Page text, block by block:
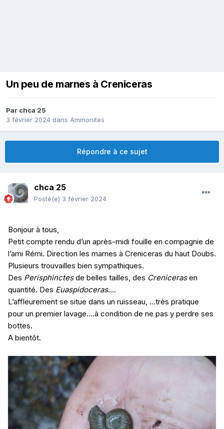
Un peu de marnes à Creniceras
Par chca 25
3 février 2024 dans Ammonites
Répondre à ce sujet
chca 25
Posté(e) 3 février 2024
Bonjour à tous,
Petit compte rendu d’un après-midi fouille en compagnie de
l’ami Rémi. Direction les marnes à Creniceras du haut Doubs.
Plusieurs trouvailles bien sympathiques.
Des Perisphinctesde belles tailles, des Crenicerasen
quantité. Des Euaspidoceras....
L’affleurement se situe dans un ruisseau, ...très pratique
pour un premier lavage....à condition de ne pas y perdre ses
bottes.
A bientôt.